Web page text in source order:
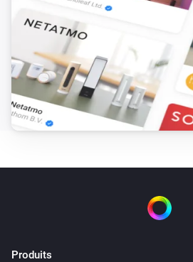
Produits